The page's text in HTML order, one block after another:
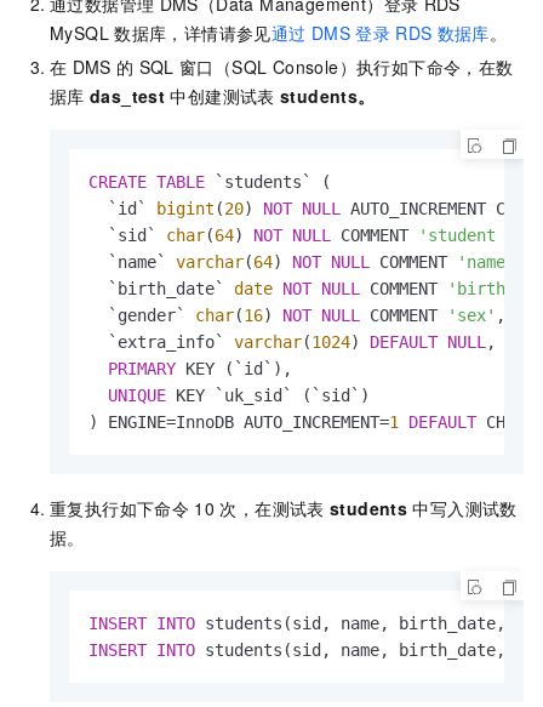
MySQL 数据库，详情请参见通过 DMS 登录 RDS 数据库。
在 DMS 的 SQL 窗口（SQL Console）执行如下命令，在数
据库 das_test 中创建测试表 students。
CREATE TABLE `students` (
  `id`
bigint (20) NOT NULL AUTO_INCREMENT
  `sid`
char(64) NOT NULL COMMENT 'student id'
  `name`
varchar(64) NOT NULL COMMENT 'name'
  `birth_date`
date NOT NULL COMMENT
'birth
  `gender`
char(16) NOT NULL COMMENT 'sex' ,
  `extra_info`
varchar(1024) DEFAULT NULL,
PRIMARY KEY (`id`),
UNIQUE KEY `uk_sid` (`sid`)
) ENGINE=InnoDB AUTO_INCREMENT=1 DEFAULT
重复执行如下命令 10 次，在测试表 students 中写入测试数
据。
INSERT INTO students(sid, name, birth_date,
INSERT INTO students(sid, name, birth_date,